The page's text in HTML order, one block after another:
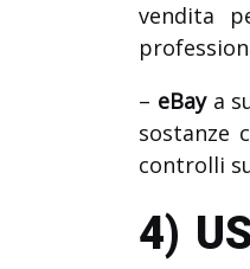
vendita
– eBaya
sostanze
controlli
4)